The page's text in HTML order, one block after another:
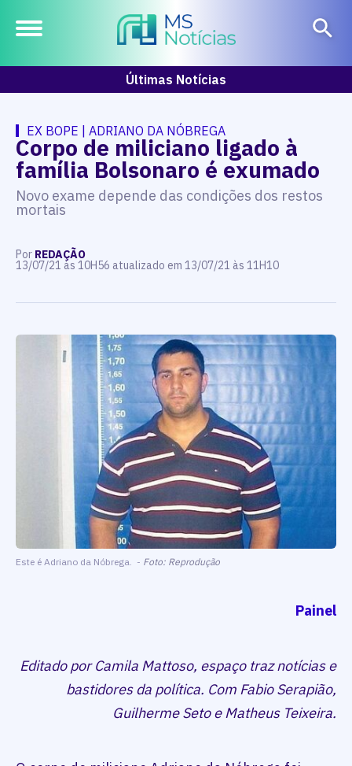
Últimas Notícias
EX BOPE | ADRIANO DA NÓBREGA
Corpo de miliciano ligado à
família Bolsonaro é exumado
Novo exame depende das condições dos restos
mortais
Por REDAÇÃO
13/07/21 às 10H56 atualizado em 13/07/21 às 11H10
Este é Adriano da Nóbrega. - Foto: Reprodução
Painel
Editado por Camila Mattoso, espaço traz notícias e
bastidores da política. Com Fabio Serapião,
Guilherme Seto e Matheus Teixeira.